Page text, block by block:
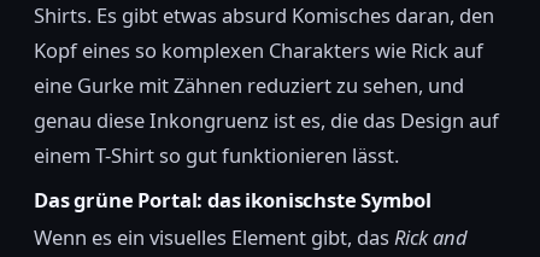
Shirts. Es gibt etwas absurd Komisches daran, den
Kopf eines so komplexen Charakters wie Rick auf
eine Gurke mit Zähnen reduziert zu sehen, und
genau diese Inkongruenz ist es, die das Design auf
einem T-Shirt so gut funktionieren lässt.
Das grüne Portal: das ikonischste Symbol
Wenn es ein visuelles Element gibt, das Rick and